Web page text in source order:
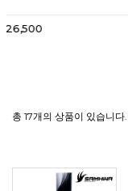
1%
총 17개의 상품이 있습니다.